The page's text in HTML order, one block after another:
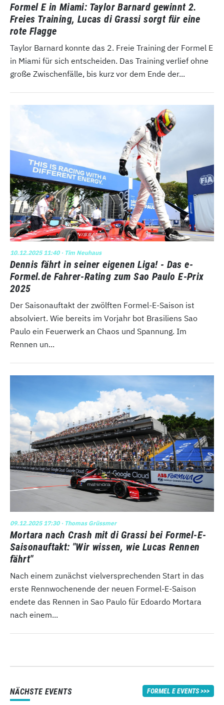
Formel E in Miami: Taylor Barnard gewinnt 2.
Freies Training, Lucas di Grassi sorgt für eine
rote Flagge
Taylor Barnard konnte das 2. Freie Training der Formel E
in Miami für sich entscheiden. Das Training verlief ohne
große Zwischenfälle, bis kurz vor dem Ende der...
10.12.2025 11:40· Tim Neuhaus
Dennis fährt in seiner eigenen Liga! - Das e-
Formel.de Fahrer-Rating zum Sao Paulo E-Prix
2025
Der Saisonauftakt der zwölften Formel-E-Saison ist
absolviert. Wie bereits im Vorjahr bot Brasiliens Sao
Paulo ein Feuerwerk an Chaos und Spannung. Im
Rennen un...
09.12.2025 17:30· Thomas Grüssmer
Mortara nach Crash mit di Grassi bei Formel-E-
Saisonauftakt: "Wir wissen, wie Lucas Rennen
fährt"
Nach einem zunächst vielversprechenden Start in das
erste Rennwochenende der neuen Formel-E-Saison
endete das Rennen in Sao Paulo für Edoardo Mortara
nach einem...
NÄCHSTE EVENTS FORMEL E EVENTS